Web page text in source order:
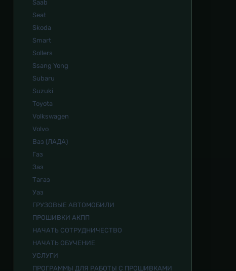
Saab
Seat
Skoda
Smart
Sollers
Ssang Yong
Subaru
Suzuki
Toyota
Volkswagen
Volvo
Ваз (ЛАДА)
Газ
Заз
Тагаз
Уаз
ГРУЗОВЫЕ АВТОМОБИЛИ
ПРОШИВКИ АКПП
НАЧАТЬ СОТРУДНИЧЕСТВО
НАЧАТЬ ОБУЧЕНИЕ
УСЛУГИ
ПРОГРАММЫ ДЛЯ РАБОТЫ С ПРОШИВКАМИ